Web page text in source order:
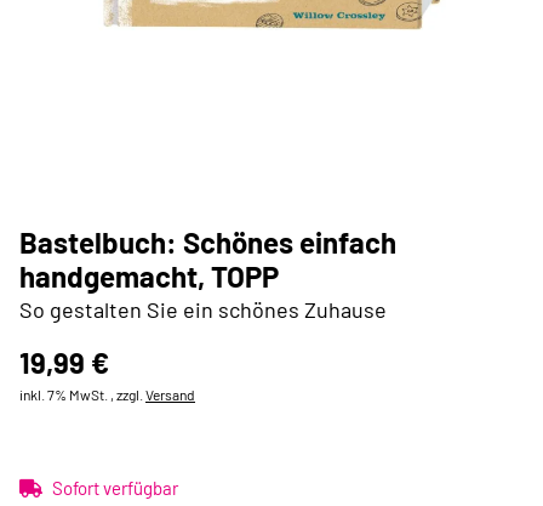
Bastelbuch: Schönes einfach
handgemacht, TOPP
So gestalten Sie ein schönes Zuhause
19,99 €
inkl. 7% MwSt. , zzgl. Versand
Sofort verfügbar